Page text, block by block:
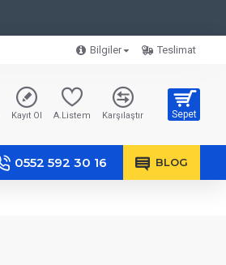
Bilgiler Teslimat
Kayıt Ol A.Listem Karşılaştır Sepet
0552 592 30 16 BLOG